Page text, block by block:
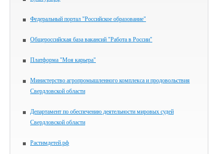
Федеральный портал "Российское образование"
Общероссийская база вакансий "Работа в России"
Платформа "Моя карьера"
Министерство агропромышленного комплекса и продовольствия
Свердловской области
Департамент по обеспечению деятельности мировых судей
Свердловской области
Растимдетей.рф